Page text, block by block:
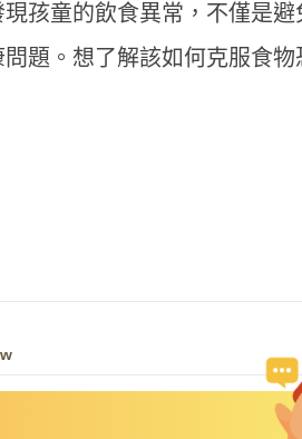
孩童的飲食異常，不僅是避
題。想了解該如何克服食物